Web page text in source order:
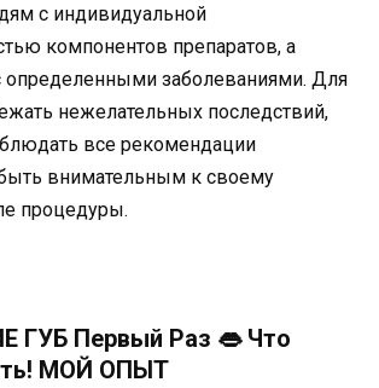
с индивидуальной
компонентов препаратов, а
заболеваниями. Для
нежелательных последствий,
все рекомендации
внимательным к своему
процедуры.
ГУБ Первый Раз 👄 Что
МОЙ ОПЫТ